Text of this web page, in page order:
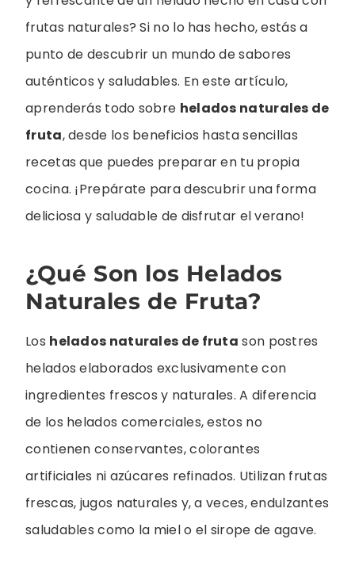
frutas naturales? Si no lo has hecho, estás a
punto de descubrir un mundo de sabores
auténticos y saludables. En este artículo,
aprenderás todo sobre helados naturales de
fruta, desde los beneficios hasta sencillas
recetas que puedes preparar en tu propia
cocina. ¡Prepárate para descubrir una forma
deliciosa y saludable de disfrutar el verano!
¿Qué Son los Helados
Naturales de Fruta?
Los helados naturales de fruta son postres
helados elaborados exclusivamente con
ingredientes frescos y naturales. A diferencia
de los helados comerciales, estos no
contienen conservantes, colorantes
artificiales ni azúcares refinados. Utilizan frutas
frescas, jugos naturales y, a veces, endulzantes
saludables como la miel o el sirope de agave.